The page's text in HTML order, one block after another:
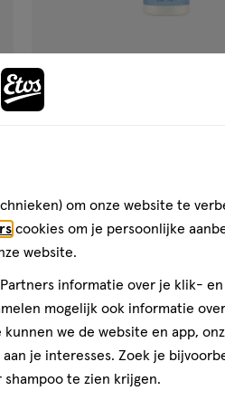
19
met één ,Bijna uitverkocht! Er
crème
237
2
om onze website te
cookies om je persoonlijke
website.
informatie over je klik-
mogelijk ook informatie
we de website en app,
je interesses. Zoek je
te zien krijgen.